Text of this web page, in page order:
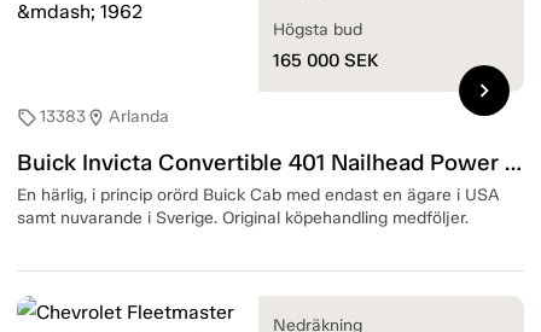
sell13383location_on Arlanda
Buick Invicta Convertible 401 Nailhead Power Pack — 1962
En härlig, i princip orörd Buick Cab med endast en ägare i USA
samt nuvarande i Sverige. Original köpehandling medföljer.
Högsta bud
165 000 SEK
chevron_right
Nedräkning